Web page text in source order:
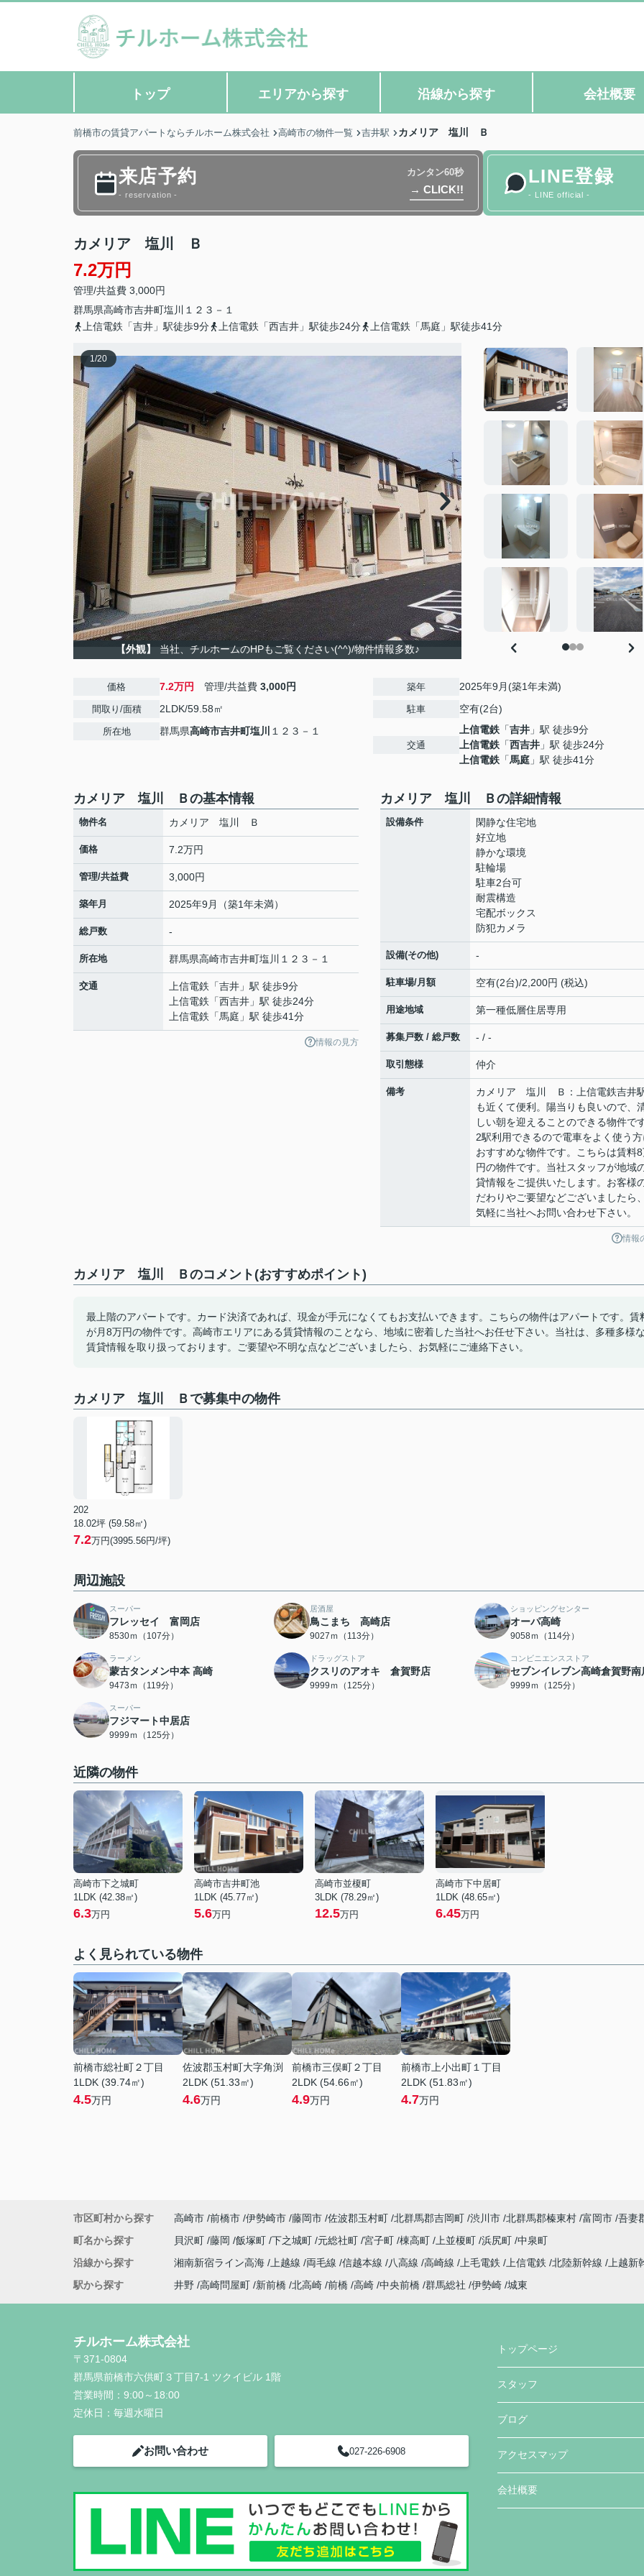
トップ エリアから探す 沿線から探す 会社概要
前橋市の賃貸アパートならチルホーム株式会社 高崎市の物件一覧 吉井駅 カメリア 塩川 Ｂ
来店予約
- reservation -
カンタン60秒
→ CLICK!!
LINE登録
- LINE official -
カメリア 塩川 Ｂ
7.2万円
管理/共益費 3,000円
群馬県高崎市吉井町塩川
１２３－１
上信電鉄「吉井」駅徒歩9分
上信電鉄「西吉井」駅徒歩24分 上信電鉄「馬庭」駅徒歩41分
1/20
【外観】 当社、チルホームのHPもご覧ください(^^)/物件情報多数♪
価格 7.2万円 管理/共益費 3,000円
間取り/面積 2LDK/59.58㎡
所在地 群馬県高崎市吉井町塩川 １２３－１
築年 2025年9月(築1年未満)
駐車 空有(2台)
交通
上信電鉄 「吉井 」駅 徒歩9分
上信電鉄 「西吉井 」駅 徒歩24分
上信電鉄 「馬庭 」駅 徒歩41分
カメリア 塩川 Ｂの基本情報
物件名 カメリア 塩川 Ｂ
価格 7.2万円
管理/共益費 3,000円
築年月 2025年9月（築1年未満）
総戸数 -
所在地 群馬県高崎市吉井町塩川 １２３－１
交通 上信電鉄 「吉井 」駅 徒歩9分
上信電鉄 「西吉井 」駅 徒歩24分
上信電鉄 「馬庭 」駅 徒歩41分
情報の見方
カメリア 塩川 Ｂの詳細情報
設備条件
閑静な住宅地
好立地
静かな環境
駐輪場
駐車2台可
耐震構造
宅配ボックス
防犯カメラ
設備(その他) -
駐車場/月額 空有(2台)/2,200円 (税込)
用途地域 第一種低層住居専用
募集戸数 / 総戸数 - / -
取引態様 仲介
備考
カメリア 塩川 Ｂ：上信電鉄吉井
も近くて便利。陽当りも良いので、
しい朝を迎えることのできる物件で
2駅利用できるので電車をよく使う
おすすめな物件です。こちらは賃料
円の物件です。当社スタッフが地域
貸情報をご提供いたします。お客様
だわりやご要望などございましたら
気軽に当社へお問い合わせ下さい。
情報
カメリア 塩川 Ｂのコメント(おすすめポイント)
最上階のアパートです。カード決済であれば、現金が手元になくてもお支払いできます。こちらの物件はアパートです。賃
が月8万円の物件です。高崎市エリアにある賃貸情報のことなら、地域に密着した当社へお任せ下さい。当社は、多種多様
賃貸情報を取り扱っております。ご要望や不明な点などございましたら、お気軽にご連絡下さい。
カメリア 塩川 Ｂで募集中の物件
202
18.02坪 (59.58㎡)
7.2万円(3995.56円/坪)
周辺施設
スーパー
フレッセイ 富岡店
8530ｍ（107分）
居酒屋
鳥こまち 高崎店
9027ｍ（113分）
ショッピングセンター
オーパ高崎
9058ｍ（114分）
ラーメン
蒙古タンメン中本 高崎
9473ｍ（119分）
ドラッグストア
クスリのアオキ 倉賀野店
9999ｍ（125分）
コンビニエンスストア
セブンイレブン高崎倉賀野南
9999ｍ（125分）
スーパー
フジマート中居店
9999ｍ（125分）
近隣の物件
高崎市下之城町
1LDK (42.38㎡)
6.3万円
高崎市吉井町池
1LDK (45.77㎡)
5.6万円
高崎市並榎町
3LDK (78.29㎡)
12.5万円
高崎市下中居町
1LDK (48.65㎡)
6.45万円
よく見られている物件
前橋市総社町２丁目
1LDK (39.74㎡)
4.5万円
佐波郡玉村町大字角渕
2LDK (51.33㎡)
4.6万円
前橋市三俣町２丁目
2LDK (54.66㎡)
4.9万円
前橋市上小出町１丁目
2LDK (51.83㎡)
4.7万円
市区町村から探す 高崎市 前橋市 伊勢崎市 藤岡市 佐波郡玉村町 北群馬郡吉岡町 渋川市 北群馬郡榛東村 富岡市 吾妻
町名から探す
貝沢町 藤岡 飯塚町 下之城町 元総社町 宮子町 棟高町 上並榎町 浜尻町 中泉町
沿線から探す
湘南新宿ライン高海 上越線 両毛線 信越本線 八高線 高崎線 上毛電鉄 上信電鉄 北陸新幹線
上越新
駅から探す
井野 高崎問屋町 新前橋 北高崎 前橋 高崎 中央前橋 群馬総社 伊勢崎 城東
チルホーム株式会社
〒371-0804
群馬県前橋市六供町３丁目7-1 ツクイビル 1階
営業時間： 9:00～18:00
定休日： 毎週水曜日
お問い合わせ 027-226-6908
トップページ
スタッフ
ブログ
アクセスマップ
会社概要